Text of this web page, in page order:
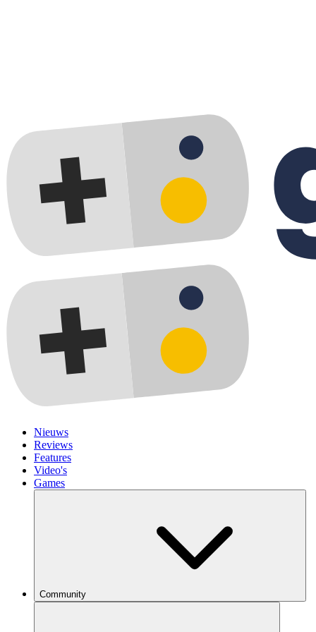
Nieuws
Reviews
Features
Video's
Games
Community